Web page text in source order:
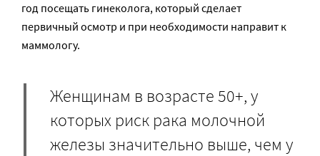
год посещать гинеколога, который сделает
первичный осмотр и при необходимости направит к
маммологу.
Женщинам в возрасте 50+, у
которых риск рака молочной
железы значительно выше, чем у